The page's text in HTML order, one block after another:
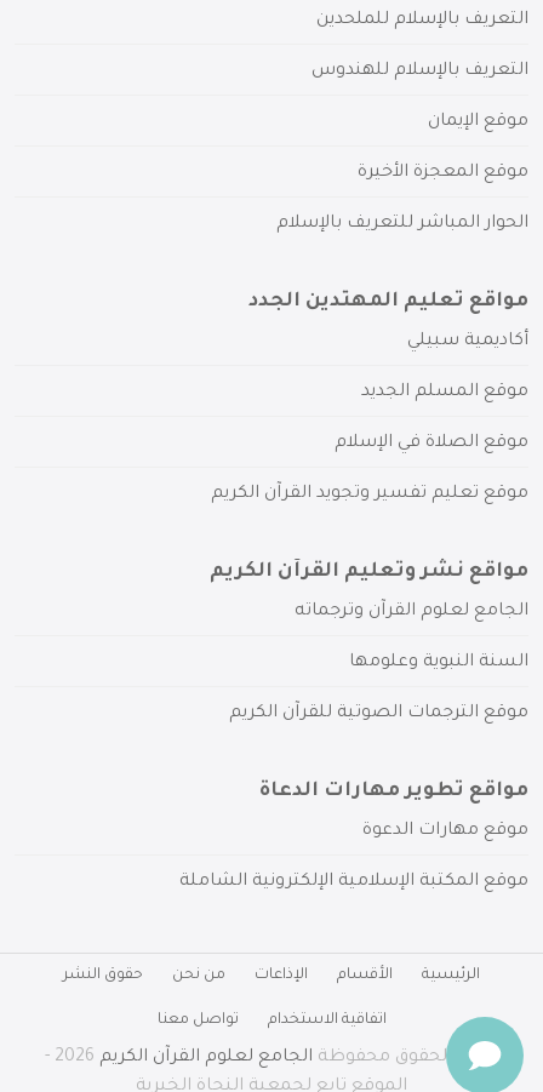
التعريف بالإسلام للملحدين
التعريف بالإسلام للهندوس
موقع الإيمان
موقع المعجزة الأخيرة
الحوار المباشر للتعريف بالإسلام
مواقع تعليم المهتدين الجدد
أكاديمية سبيلي
موقع المسلم الجديد
موقع الصلاة في الإسلام
موقع تعليم تفسير وتجويد القرآن الكريم
مواقع نشر وتعليم القرآن الكريم
الجامع لعلوم القرآن وترجماته
السنة النبوية وعلومها
موقع الترجمات الصوتية للقرآن الكريم
مواقع تطوير مهارات الدعاة
موقع مهارات الدعوة
موقع المكتبة الإسلامية الإلكترونية الشاملة
الرئيسية الأقسام الإذاعات من نحن حقوق النشر
اتفاقية الاستخدام تواصل معنا
جميع الحقوق محفوظة الجامع لعلوم القرآن الكريم
2026 -
الموقع تابع لجمعية النجاة الخيرية